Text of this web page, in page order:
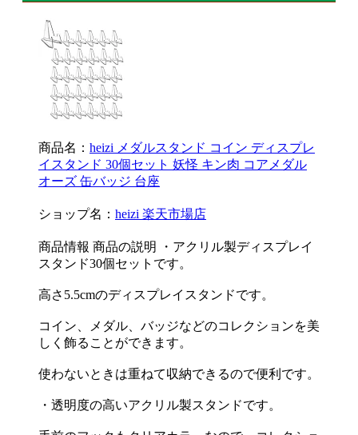
商品名： heizi メダルスタンド コイン ディスプレ
イスタンド 30個セット 妖怪 キン肉 コアメダル
オーズ 缶バッジ 台座
ショップ名： heizi 楽天市場店
商品情報 商品の説明 ・アクリル製ディスプレイ
スタンド30個セットです。
高さ5.5cmのディスプレイスタンドです。
コイン、メダル、バッジなどのコレクションを美
しく飾ることができます。
使わないときは重ねて収納できるので便利です。
・透明度の高いアクリル製スタンドです。